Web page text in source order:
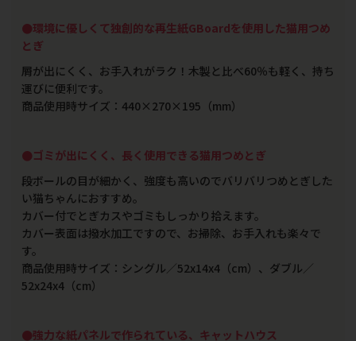
●環境に優しくて独創的な再生紙GBoardを使用した猫用つめ
とぎ
屑が出にくく、お手入れがラク！木製と比べ60％も軽く、持ち
運びに便利です。
商品使用時サイズ：440×270×195（mm）
●ゴミが出にくく、長く使用できる猫用つめとぎ
段ボールの目が細かく、強度も高いのでバリバリつめとぎした
い猫ちゃんにおすすめ。
カバー付でとぎカスやゴミもしっかり拾えます。
カバー表面は撥水加工ですので、お掃除、お手入れも楽々で
す。
商品使用時サイズ：シングル／52x14x4（cm）、ダブル／
52x24x4（cm）
●強力な紙パネルで作られている、キャットハウス